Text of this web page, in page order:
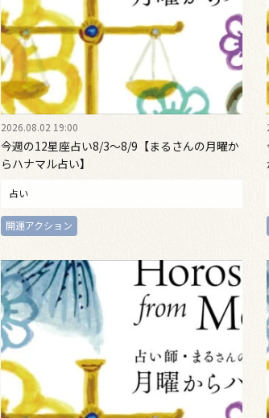
2026.08.02 19:00
今週の12星座占い8/3～8/9【まるさんの月曜か
らハナマル占い】
占い
開運アクション